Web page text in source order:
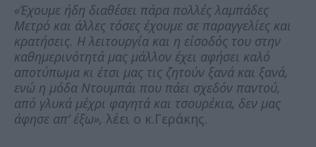
«Έχουμε ήδη διαθέσει πάρα πολλές λαμπάδες
Μετρό και άλλες τόσες έχουμε σε παραγγελίες και
κρατήσεις. Η λειτουργία και η είσοδός του στην
καθημερινότητά μας μάλλον έχει αφήσει καλό
αποτύπωμα κι έτσι μας τις ζητούν ξανά και ξανά,
ενώ η μόδα Ντουμπάι που πάει σχεδόν παντού,
από γλυκά μέχρι φαγητά και τσουρέκια, δεν μας
άφησε απ’ έξω», λέει ο κ.Γεράκης.